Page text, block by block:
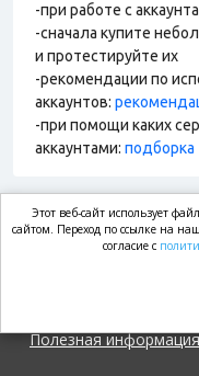
-при работе с
-сначала купите
и протестируйте их
-рекомендации по
аккаунтов:
-при помощи каких
аккаунтами: подборка
Полезная информация
Этот веб-сайт использует
сайтом. Переход по ссылке на
согласие с